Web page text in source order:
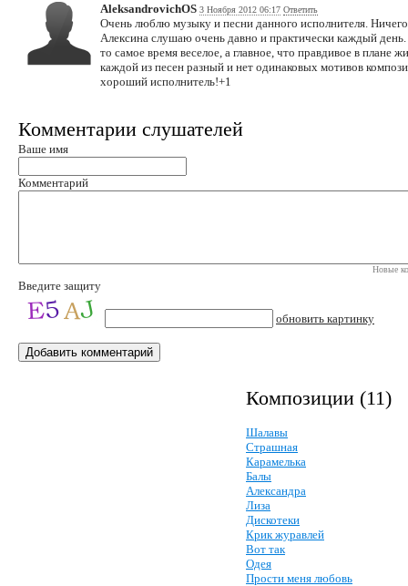
AleksandrovichOS 3 Ноября 2012 06:17 Ответить
Очень люблю музыку и песни данного исполнителя.
Алексина слушаю очень давно и практически каждый
то самое время веселое, а главное, что правдивое в плане
каждой из песен разный и нет одинаковых мотивов
хороший исполнитель!+1
Комментарии слушателей
Ваше имя
Комментарий
Новые
Введите защиту
обновить картинку
Композиции (11)
Шалавы
Страшная
Карамелька
Балы
Александра
Лиза
Дискотеки
Крик журавлей
Вот так
Одея
Прости меня любовь